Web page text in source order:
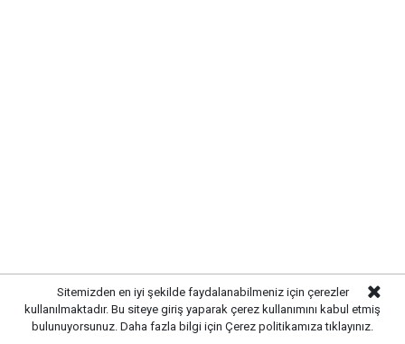
Sitemizden en iyi şekilde faydalanabilmeniz için çerezler
kullanılmaktadır. Bu siteye giriş yaparak çerez kullanımını kabul etmiş
bulunuyorsunuz. Daha fazla bilgi için Çerez politikamıza tıklayınız.